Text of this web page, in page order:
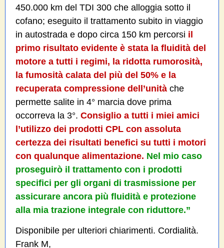
450.000 km del TDI 300 che alloggia sotto il
cofano; eseguito il trattamento subito in viaggio
in autostrada e dopo circa 150 km percorsi il
primo risultato evidente è stata la fluidità del
motore a tutti i regimi, la ridotta rumorosità,
la fumosità calata del più del 50% e la
recuperata compressione dell’unità che
permette salite in 4° marcia dove prima
occorreva la 3°. Consiglio a tutti i miei amici
l’utilizzo dei prodotti CPL con assoluta
certezza dei risultati benefici su tutti i motori
con qualunque alimentazione. Nel mio caso
proseguirò il trattamento con i prodotti
specifici per gli organi di trasmissione per
assicurare ancora più fluidità e protezione
alla mia trazione integrale con riduttore.”
Disponibile per ulteriori chiarimenti. Cordialità.
Frank M,